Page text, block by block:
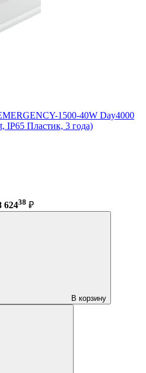
1500-40W Day4000
IP65 Пластик, 3 года)
62438 ₽
В корзину